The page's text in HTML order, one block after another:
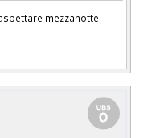
mezzanotte